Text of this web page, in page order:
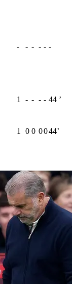
- - - - - -
1 - - - - 44 ʼ
1 0 0 0044ʼ